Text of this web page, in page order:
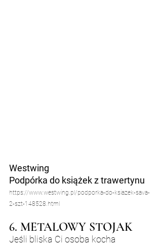
Westwing
Podpórka do książek z trawertynu
https://www.westwing.pl/podporka-do-ksiazek-sava-
2-szt-148528.html
6. METALOWY STOJAK
Jeśli bliska Ci osoba kocha